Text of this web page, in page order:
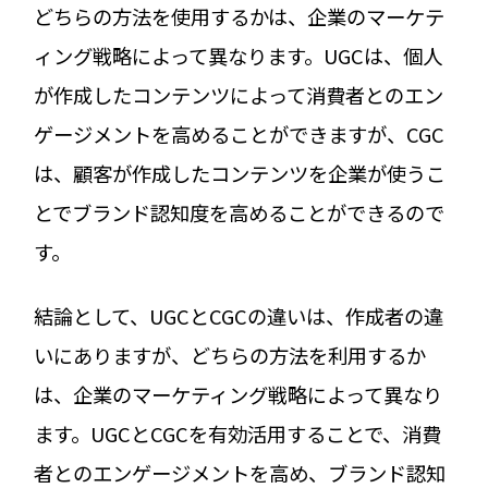
どちらの方法を使用するかは、企業のマーケテ
ィング戦略によって異なります。UGCは、個人
が作成したコンテンツによって消費者とのエン
ゲージメントを高めることができますが、CGC
は、顧客が作成したコンテンツを企業が使うこ
とでブランド認知度を高めることができるので
す。
結論として、UGCとCGCの違いは、作成者の違
いにありますが、どちらの方法を利用するか
は、企業のマーケティング戦略によって異なり
ます。UGCとCGCを有効活用することで、消費
者とのエンゲージメントを高め、ブランド認知